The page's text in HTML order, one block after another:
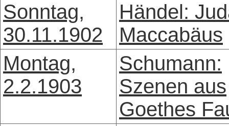
Sonntag,
30.11.1902
Händel:
Maccabäus
Montag,
2.2.1903
Schumann:
Szenen aus
Goethes